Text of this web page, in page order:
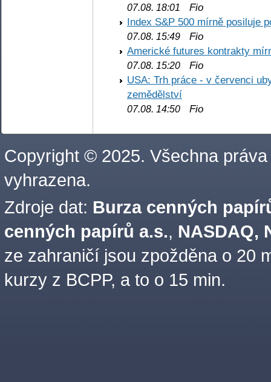
07.08. 18:01
Fio
Index S&P 500 mírně posiluje
07.08. 15:49 Fio
Americké futures kontrakty
07.08. 15:20 Fio
USA: Trh práce - v červenci
zemědělství
07.08. 14:50 Fio
Copyright © 2025. Všechna práva
vyhrazena.
Zdroje dat: Burza cenných
cenných papírů a.s., NASDAQ,
ze zahraničí jsou zpožděna o 20
kurzy z BCPP, a to o 15 min.